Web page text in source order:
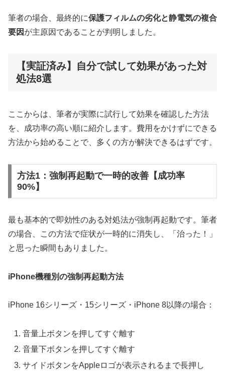
筆者の場合、最終的に保護フィルムの劣化と静電気の複合
要因 が主原因であることが判明しました。
【実証済み】自分で試して効果があった対
処法8選
ここからは、筆者が実際に試行して効果を確認した方法
を、成功率の高い順に紹介します。費用をかけずにできる
方法から始めることで、多くの方が解決できるはずです。
方法1：強制再起動で一時的改善【成功率
90%】
最も基本的で即効性のある対処法が強制再起動です。筆者
の場合、この方法で症状が一時的に消失し、「治った！」
と思った瞬間もありました。
iPhone機種別の強制再起動方法
iPhone 16シリーズ・15シリーズ・iPhone 8以降の場合：
音量上ボタンを押してすぐ離す
音量下ボタンを押してすぐ離す
サイドボタンをAppleロゴが表示されるまで長押し